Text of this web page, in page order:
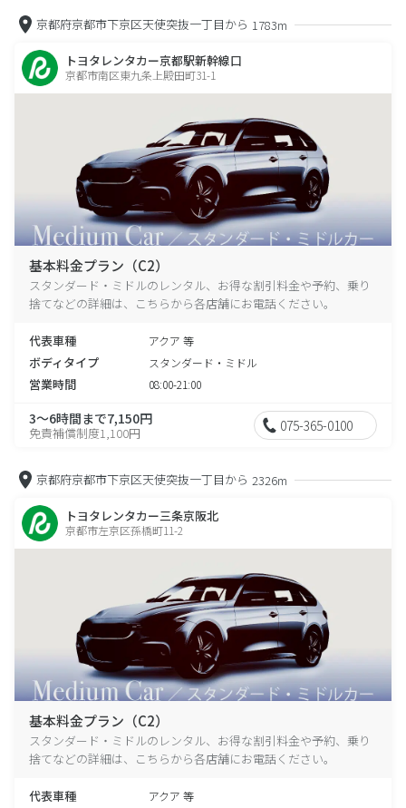
京都府京都市下京区天使突抜一丁目から 1783m
トヨタレンタカー京都駅新幹線口
京都市南区東九条上殿田町31-1
基本料金プラン（C2）
スタンダード・ミドルのレンタル、お得な割引料金や予約、乗り
捨てなどの詳細は、こちらから各店舗にお電話ください。
代表車種 アクア 等
ボディタイプ スタンダード・ミドル
営業時間 08:00-21:00
3～6時間まで7,150円
免責補償制度1,100円 075-365-0100
京都府京都市下京区天使突抜一丁目から 2326m
トヨタレンタカー三条京阪北
京都市左京区孫橋町11-2
基本料金プラン（C2）
スタンダード・ミドルのレンタル、お得な割引料金や予約、乗り
捨てなどの詳細は、こちらから各店舗にお電話ください。
代表車種 アクア 等